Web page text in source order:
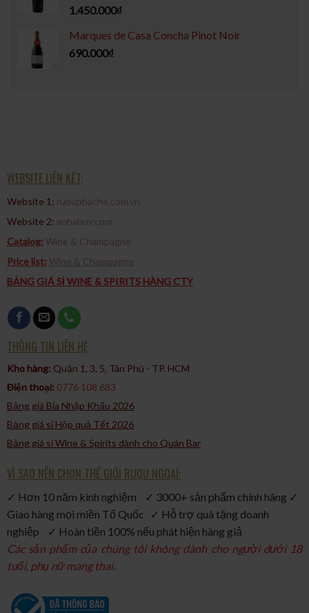
1.450.000₫
Marques de Casa Concha Pinot Noir
690.000₫
WEBSITE LIÊN KẾT:
Website 1: ruouphache.com.vn
Website 2: anhahuy.com
Catalog: Wine & Champagne
Price list: Wine & Champagne
BẢNG GIÁ SỈ WINE & SPIRITS HÀNG CTY
THÔNG TIN LIÊN HỆ
Kho hàng: Quận 1, 3, 5, Tân Phú - TP. HCM​
Điện thoại: 0776 108 683
Bảng giá Bia Nhập Khẩu 2026
Bảng giá sỉ Hộp quà Tết 2026
Bảng giá sỉ Wine & Spirits dành cho Quán Bar
VÌ SAO NÊN CHỌN THẾ GIỚI RƯỢU NGOẠI:
✓ Hơn 10 năm kinh nghiệm ✓ 3000+ sản phẩm chính hãng ✓
Giao hàng mọi miền Tổ Quốc ✓ Hỗ trợ quà tặng doanh
nghiệp ✓ Hoàn tiền 100% nếu phát hiện hàng giả
Các sản phẩm của chúng tôi không dành cho người dưới 18
tuổi, phụ nữ mang thai.